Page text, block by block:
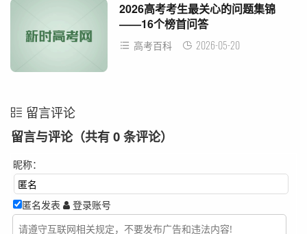
2026高考考生最关心的问题集锦
——16个榜首问答
高考百科 2026-05-20
留言评论
留言与评论（共有 0 条评论）
昵称：
匿名发表 登录账号